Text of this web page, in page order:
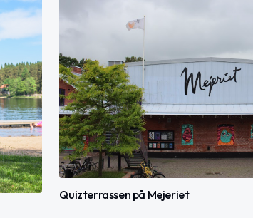
Quizterrassen på Mejeriet